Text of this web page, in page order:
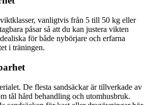
vanligtvis från 5 till 50 kg eller
påsar så att du kan justera vikten
för både nybörjare och erfarna
i träningen.
De flesta sandsäckar är tillverkade av
tål hård behandling och utomhusbruk.